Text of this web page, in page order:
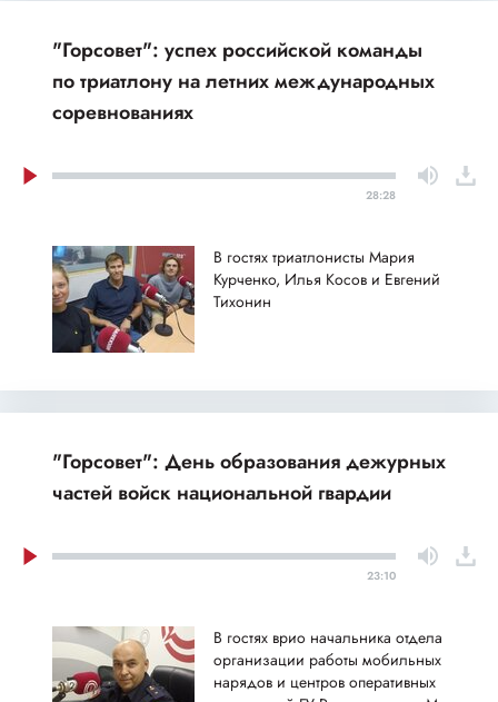
"Горсовет": успех российской команды
по триатлону на летних международных
соревнованиях
28:28
В гостях триатлонисты Мария
Курченко, Илья Косов и Евгений
Тихонин
"Горсовет": День образования дежурных
частей войск национальной гвардии
23:10
В гостях врио начальника отдела
организации работы мобильных
нарядов и центров оперативных